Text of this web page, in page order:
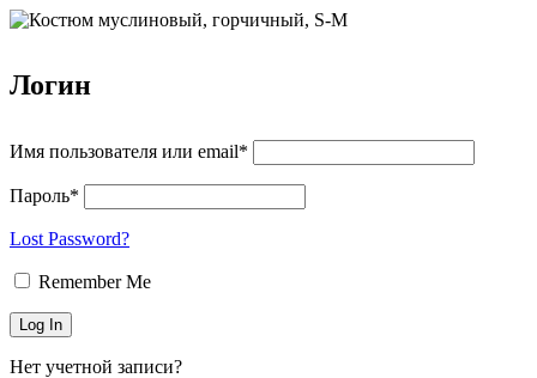
Логин
Имя пользователя или email*
Пароль*
Lost Password?
Remember Me
Нет учетной записи?